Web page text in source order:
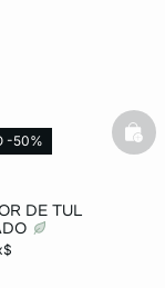
DE TUL
-50%